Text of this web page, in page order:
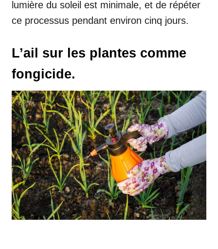
lumière du soleil est minimale, et de répéter
ce processus pendant environ cinq jours.
L’ail sur les plantes comme
fongicide.